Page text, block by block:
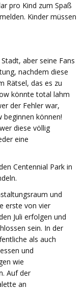
pro Kind zum Spaß
Kinder müssen
aber seine Fans
nachdem diese
Rätsel, das es zu
könnte total lahm
der Fehler war,
beginnen können!
diese völlig
eine
Centennial Park in
und
erste von vier
Juli erfolgen und
sein. In der
als auch
und
wie
Auf der
an